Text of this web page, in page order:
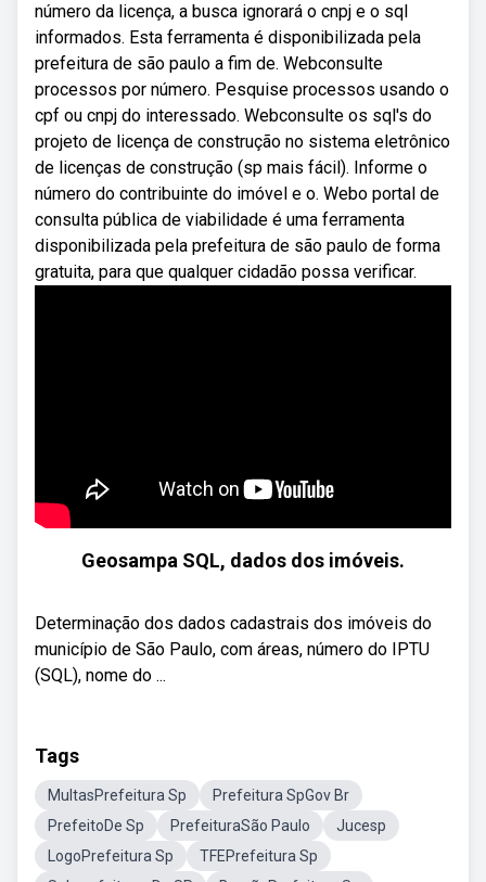
número da licença, a busca ignorará o cnpj e o sql
informados. Esta ferramenta é disponibilizada pela
prefeitura de são paulo a fim de. Webconsulte
processos por número. Pesquise processos usando o
cpf ou cnpj do interessado. Webconsulte os sql's do
projeto de licença de construção no sistema eletrônico
de licenças de construção (sp mais fácil). Informe o
número do contribuinte do imóvel e o. Webo portal de
consulta pública de viabilidade é uma ferramenta
disponibilizada pela prefeitura de são paulo de forma
gratuita, para que qualquer cidadão possa verificar.
Geosampa SQL, dados dos imóveis.
Determinação dos dados cadastrais dos imóveis do
município de São Paulo, com áreas, número do IPTU
(SQL), nome do ...
Tags
MultasPrefeitura Sp
Prefeitura SpGov Br
PrefeitoDe Sp
PrefeituraSão Paulo
Jucesp
LogoPrefeitura Sp
TFEPrefeitura Sp